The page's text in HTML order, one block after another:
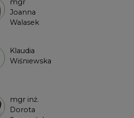
mgr
Joanna
Walasek
Klaudia
Wiśniewska
mgr inż.
Dorota